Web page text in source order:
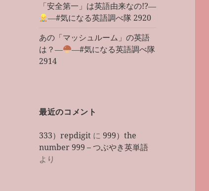
「安全第一」は英語由来なの!?―
―#気になる英語調べ隊 2920
あの「マッシュルーム」の英語
は？―
―#気になる英語調べ隊
2914
最近のコメント
333）repdigit に999）the
number 999 – つぶやき英単語
より